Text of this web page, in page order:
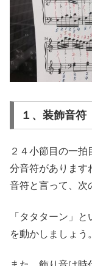
１、装飾音符
２４小節目の一
分音符があります
音符と言って、次
「タタターン」
を動かしましょう。